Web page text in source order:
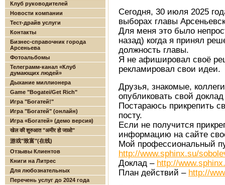
Клуб руководителей
Новости компании
Тест-драйв услуги
Контакты
Бизнес-справочник города
Арсеньева
Фотоальбомы
Телеграмм-канал «Клуб
думающих людей»
Дыхание миллионера
Game "Bogatei/Get Rich"
Игра "Богатей!"
Игра "Богатей" (онлайн)
Игра «Богатей» (демо версия)
खेल की शुरुआत "अमीर हो जाओ"
游戏"致富"(在线)
Отзывы Клиентов
Книги на Литрес
Для любознательных
Перечень услуг до 2024 года
Сегодня, 30 июля 2025
выборах главы
Для меня это было
назад) когда я принял
должность главы.
Я не афишировал своё
рекламировал свои идеи.
Друзья, знакомые,
опубликовать свой
Постараюсь прикрепить
посту.
Если не получится
информацию на сайте
Мой профессиональный
http://www.sphinx.su/
Доклад – http://
План действий – http://